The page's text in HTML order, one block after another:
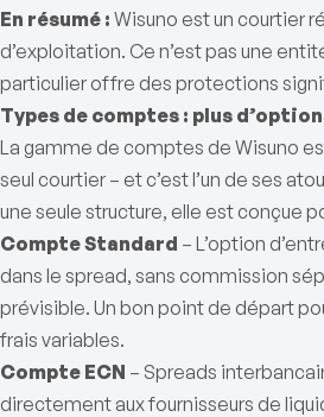
En résumé : Wisuno est un courtier
d’exploitation. Ce n’est pas une
particulier offre des protections
Types de comptes : plus
La gamme de comptes de Wisuno
seul courtier – et c’est l’un de ses
une seule structure, elle est conçue
Compte Standard – L’option
dans le spread, sans commission
prévisible. Un bon point de départ
frais variables.
Compte ECN – Spreads
directement aux fournisseurs de